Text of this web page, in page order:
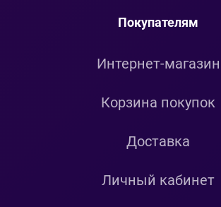
Покупателям
Интернет-магазин
Корзина покупок
Доставка
Личный кабинет